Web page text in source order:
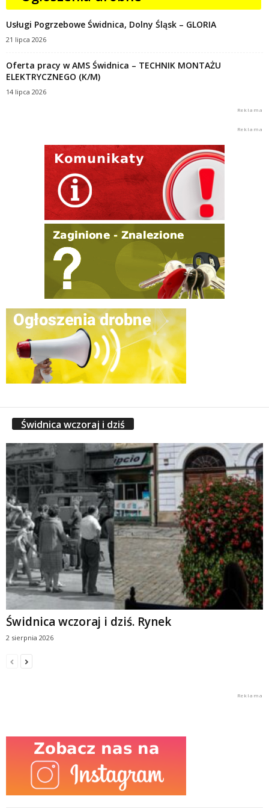
Usługi Pogrzebowe Świdnica, Dolny Śląsk – GLORIA
21 lipca 2026
Oferta pracy w AMS Świdnica – TECHNIK MONTAŻU
ELEKTRYCZNEGO (K/M)
14 lipca 2026
Świdnica wczoraj i dziś
Świdnica wczoraj i dziś. Rynek
2 sierpnia 2026